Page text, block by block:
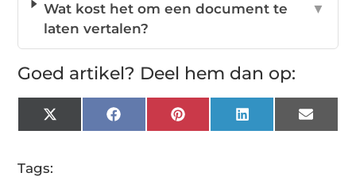
Wat kost het om een document te
laten vertalen?
▼
Goed artikel? Deel hem dan op:
X
(Twitter)
FacebookPinterestLinkedInEmail
Tags: